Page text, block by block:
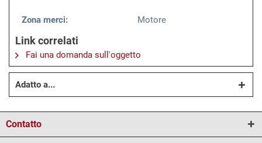
Zona merci: Motore
Link correlati
Fai una domanda sull'oggetto
Adatto a...
Contatto